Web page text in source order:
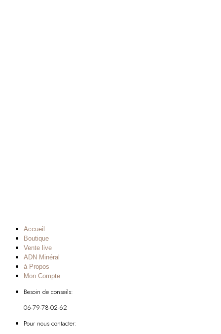
Accueil
Boutique
Vente live
ADN Minéral
à Propos
Mon Compte
Besoin de conseils:
06-79-78-02-62
Pour nous contacter: